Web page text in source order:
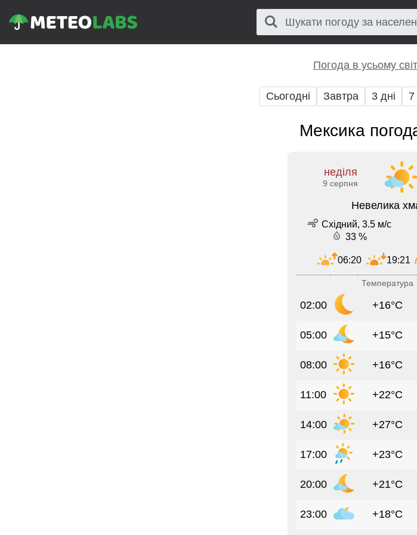
Погода в усьому
Сьогодні Завтра 3 дні 7
Мексика
неділя
9 серпня
Невелика
Східний, 3.5 м/с
33 %
06:20 19:21
Температура
02:00 +16°C
05:00 +15°C
08:00 +16°C
11:00 +22°C
14:00 +27°C
17:00 +23°C
20:00 +21°C
23:00 +18°C